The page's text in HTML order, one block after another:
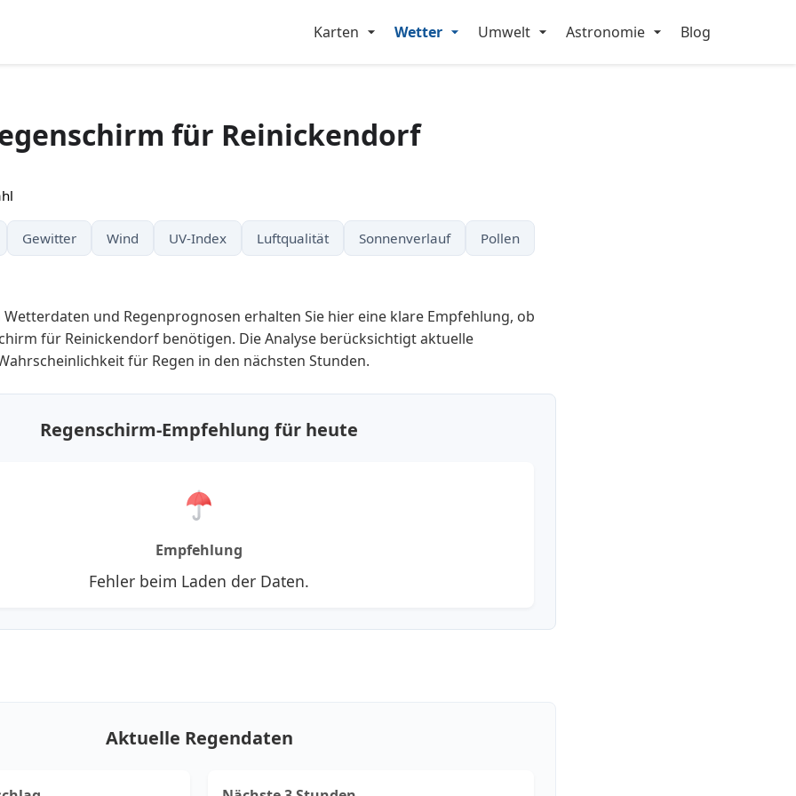
Karten Wetter Umwelt Astronomie Blog
für Reinickendorf
Gewitter Wind UV-Index Luftqualität Sonnenverlauf Pollen
und Regenprognosen erhalten Sie hier eine klare Empfehlung, ob
für Reinickendorf benötigen. Die Analyse berücksichtigt aktuelle
für Regen in den nächsten Stunden.
Regenschirm-Empfehlung für heute
Empfehlung
Fehler beim Laden der Daten.
Aktuelle Regendaten